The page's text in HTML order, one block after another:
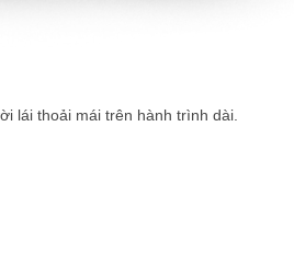
lái thoải mái trên hành trình dài.